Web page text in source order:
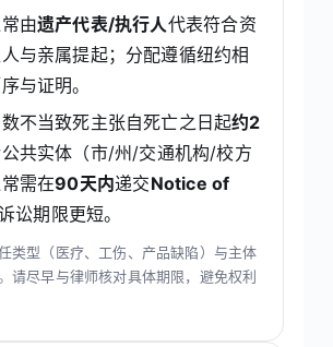
由遗产代表/执行人代表符合资
与亲属提起；分配遵循纽约相
与证明。
不当致死主张自死亡之日起约2
公共实体（市/州/交通机构/校方
需在90天内递交Notice of
讼期限更短。
类型（医疗、工伤、产品缺陷）与主体
请尽早与律师核对具体期限，避免权利